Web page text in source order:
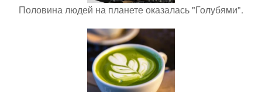
Половина людей на планете оказалась "Голубями".